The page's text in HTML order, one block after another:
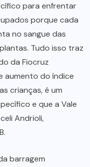
para enfrentar
porque cada
no sangue das
Tudo isso traz
da Fiocruz
aumento do índice
crianças, é um
e que a Vale
Andrioli,
barragem